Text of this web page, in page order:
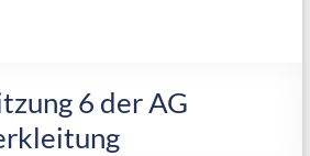
6 der AG